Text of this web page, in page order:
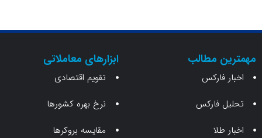
مطالب
فارکس
فارکس
ابزارهای معاملاتی
تقویم اقتصادی
نرخ بهره کشورها
مقایسه بروکرها